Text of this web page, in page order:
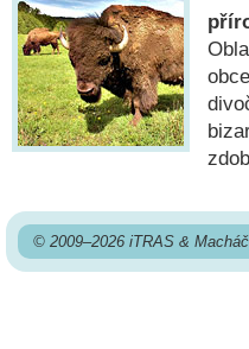
© 2009–2026 iTRAS &